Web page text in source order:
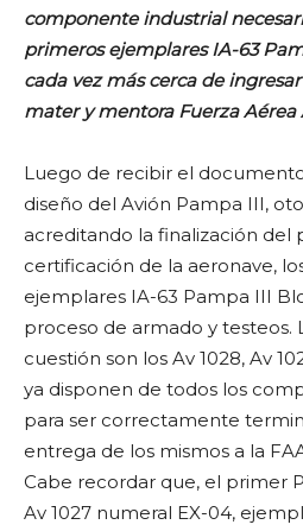
componente industrial
primeros ejemplares IA-63
cada vez más cerca de
mater y mentora Fuerza Aérea
Luego de recibir el
diseño del Avión Pampa III,
acreditando la finalización del
certificación de la aeronave,
ejemplares IA-63 Pampa III
proceso de armado y testeos.
cuestión son los Av 1028, Av
ya disponen de todos los
para ser correctamente
entrega de los mismos a la
Cabe recordar que, el primer
Av 1027 numeral EX-04,